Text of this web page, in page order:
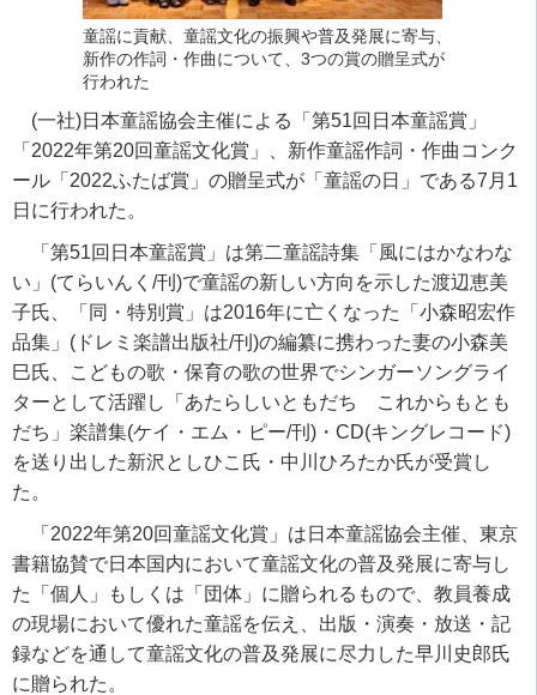
童謡に貢献、童謡文化の振興や普及発展に寄与、
新作の作詞・作曲について、3つの賞の贈呈式が
行われた
(一社)日本童謡協会主催による「第51回日本童謡賞」
「2022年第20回童謡文化賞」、新作童謡作詞・作曲コンク
ール「2022ふたば賞」の贈呈式が「童謡の日」である7月1
日に行われた。
「第51回日本童謡賞」は第二童謡詩集「風にはかなわな
い」 (てらいんく /刊 )で童謡の新しい方向を示した渡辺恵美
子氏、「同・特別賞」は2016年に亡くなった「小森昭宏作
品集」 ( ドレミ楽譜出版社/刊 )の編纂に携わった妻の小森美
巳氏、こどもの歌・保育の歌の世界でシンガーソングライ
ターとして活躍し「あたらしいともだち これからもとも
だち」楽譜集(ケイ・エム・ピー/刊 ) ・ CD(キングレコード)
を送り出した新沢としひこ氏・中川ひろたか氏が受賞し
た。
「 2022年第20回童謡文化賞」は日本童謡協会主催、東京
書籍協賛で日本国内において童謡文化の普及発展に寄与し
た「個人」もしくは「団体」に贈られるもので、教員養成
の現場において優れた童謡を伝え、出版・演奏・放送・記
録などを通して童謡文化の普及発展に尽力した早川史郎氏
に贈られた。